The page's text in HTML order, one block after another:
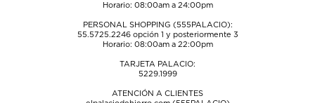
Horario: 08:00am a 24:00pm
PERSONAL SHOPPING (555PALACIO):
55.5725.2246opción 1 y posteriormente 3
Horario: 08:00am a 22:00pm
TARJETA PALACIO:
5229.1999
ATENCIÓN A CLIENTES